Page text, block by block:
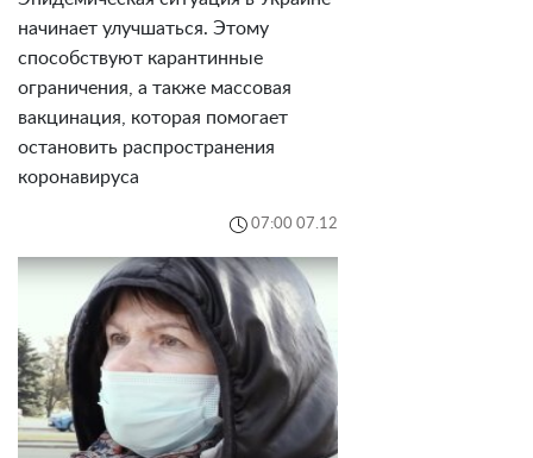
начинает улучшаться. Этому
способствуют карантинные
ограничения, а также массовая
вакцинация, которая помогает
остановить распространения
коронавируса
07:00 07.12